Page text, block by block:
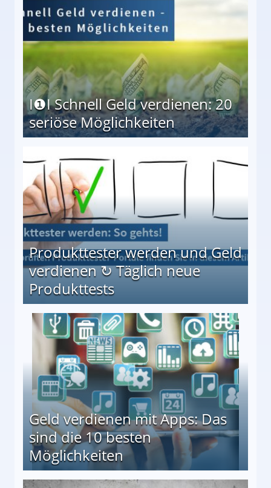
I❶I Schnell Geld verdienen: 20
seriöse Möglichkeiten
Produkttester werden und Geld
verdienen ↻ Täglich neue
Produkttests
↻ Täglich neue Produkttests
Geld verdienen mit Apps: Das
sind die 10 besten
Möglichkeiten
besten Möglichkeiten